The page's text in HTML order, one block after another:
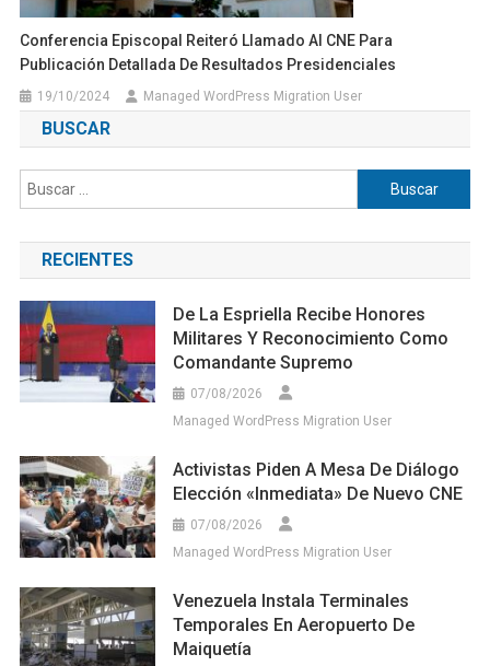
Conferencia Episcopal Reiteró Llamado Al CNE Para
Publicación Detallada De Resultados Presidenciales
19/10/2024 Managed WordPress Migration User
BUSCAR
Buscar:
RECIENTES
De La Espriella Recibe Honores
Militares Y Reconocimiento Como
Comandante Supremo
07/08/2026
Managed WordPress Migration User
Activistas Piden A Mesa De Diálogo
Elección «inmediata» De Nuevo CNE
07/08/2026
Managed WordPress Migration User
Venezuela Instala Terminales
Temporales En Aeropuerto De
Maiquetía